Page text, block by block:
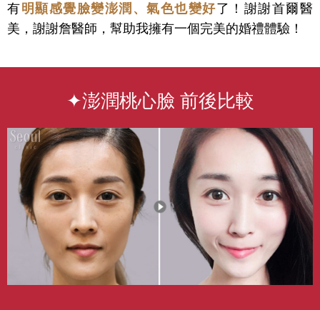
有明顯感覺臉變澎潤、氣色也變好了！謝謝首爾醫
美，謝謝詹醫師，幫助我擁有一個完美的婚禮體驗！
✦澎潤桃心臉 前後比較